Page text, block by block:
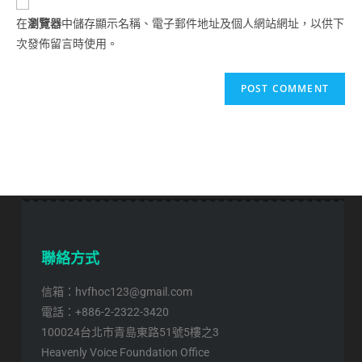
在瀏覽器中儲存顯示名稱、電子郵件地址及個人網站網址，以供下
次發佈留言時使用。
聯絡方式
信箱：hvfhoc123@gmail.com
電話：+886-2-2322-3420
100024台北市青島東路51號5樓之3
Heavenly Voice Foundation Office